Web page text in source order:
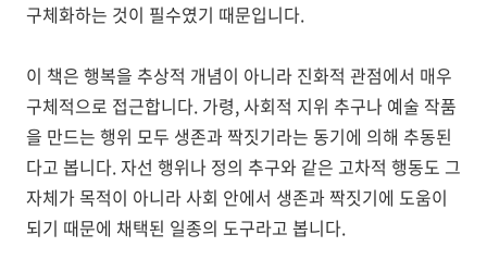
구체화하는 것이 필수였기 때문입니다.
이 책은 행복을 추상적 개념이 아니라 진화적 관점에서 매우
구체적으로 접근합니다. 가령, 사회적 지위 추구나 예술 작품
을 만드는 행위 모두 생존과 짝짓기라는 동기에 의해 추동된
다고 봅니다. 자선 행위나 정의 추구와 같은 고차적 행동도 그
자체가 목적이 아니라 사회 안에서 생존과 짝짓기에 도움이
되기 때문에 채택된 일종의 도구라고 봅니다.